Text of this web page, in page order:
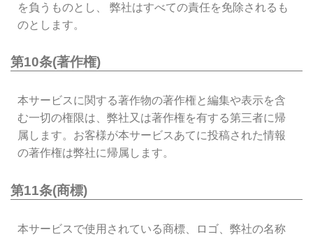
を負うものとし、 弊社はすべての責任を免除されるも
のとします。
第10条(著作権)
本サービスに関する著作物の著作権と編集や表示を含
む一切の権限は、弊社又は著作権を有する第三者に帰
属します。お客様が本サービスあてに投稿された情報
の著作権は弊社に帰属します。
第11条(商標)
本サービスで使用されている商標、ロゴ、弊社の名称